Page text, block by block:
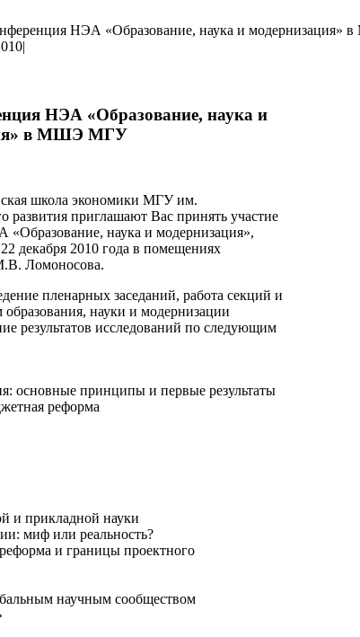
НЭА «Образование, наука и
|
НЭА «Образование, наука и
в МШЭ МГУ
школа экономики МГУ им.
приглашают Вас принять участие
наука и модернизация»,
декабря 2010 года в помещениях
Ломоносова.
пленарных заседаний, работа секций и
науки и модернизации
результатов исследований по следующим
основные принципы и первые результаты
реформа
и прикладной науки
миф или реальность?
и границы проектного
научным сообществом